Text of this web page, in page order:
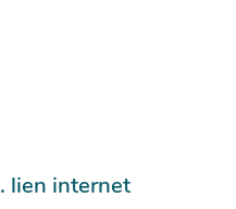
lien internet